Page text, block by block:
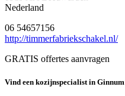
Nederland
06 54657156
http://timmerfabriekschakel.nl/
GRATIS offertes aanvragen
Vind een kozijnspecialist in Ginnum